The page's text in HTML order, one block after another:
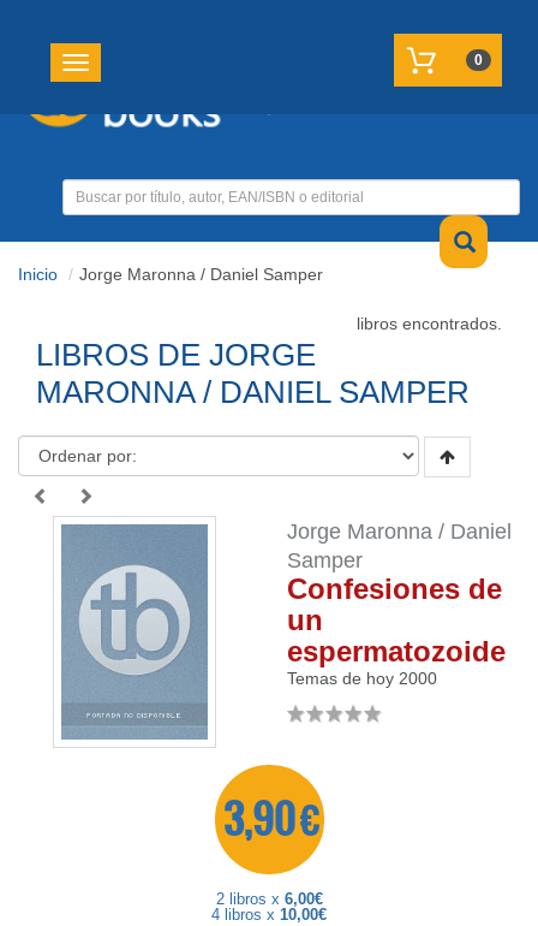
Toggle navigation 0
Inicio Jorge Maronna / Daniel Samper
libros encontrados.
LIBROS DE JORGE
MARONNA / DANIEL SAMPER
Jorge Maronna / Daniel
Samper
Confesiones de
un
espermatozoide
Temas de hoy 2000
3,90 €
2 libros x 6,00€
4 libros x 10,00€